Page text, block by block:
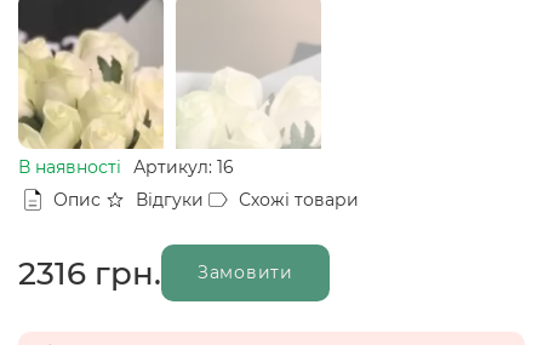
В наявності
Артикул: 16
Опис
Відгуки Схожі товари
2316 грн. Замовити